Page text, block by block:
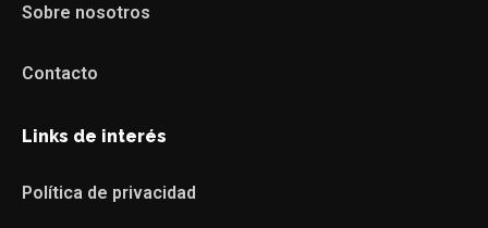
Sobre nosotros
Contacto
Links de interés
Política de privacidad